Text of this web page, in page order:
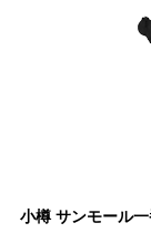
小樽 サンモール